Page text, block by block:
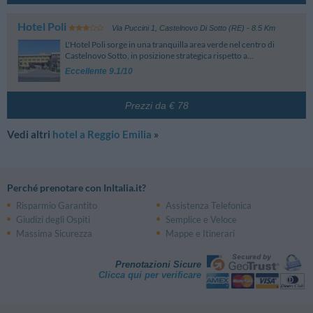
Pratofontana
3.96 km
Reggio Santo Stefano 4.55 km
Viale Trento Trieste, 11 - Reggio Nell'Emilia
Cc. 1
Via Guido Riccio Fogliani - Reggio Nell'Emilia
Cc. 2
4.60 km
Hotel Poli Via Puccini 1 Castelnovo Di Sotto (RE) - 8.5 Km
L'Hotel Poli sorge in una tranquilla area verde nel centro di
Castelnovo Sotto, in posizione strategica rispetto a...
Eccellente 9.1/10
Prezzi da € 78
Vedi altri hotel a Reggio Emilia »
Perché prenotare con InItalia.it?
Risparmio Garantito
Assistenza Telefonica
Giudizi degli Ospiti
Semplice e Veloce
Massima Sicurezza
Mappe e Itinerari
Prenotazioni Sicure
Clicca qui per verificare